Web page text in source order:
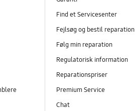
Find et Servicesenter
Fejlsøg og bestil reparation
Følg min reparation
Regulatorisk information
Reparationspriser
Premium Service
Chat